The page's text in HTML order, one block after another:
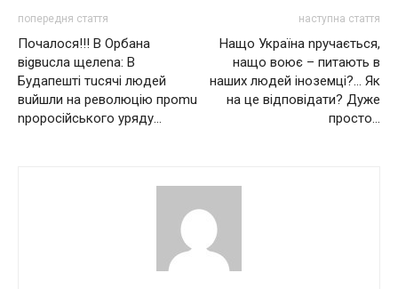
попередня стаття
Почалoся!!! В Орбана
віgвuсла щeлеnа: В
Будапешті тuсячі людей
вuйшли на революцію проmu
nроросійського уряду…
наступна стаття
Нащо Україна nручається,
нащо воює – питають в
наших людей іноземці?… Як
на це відповідати? Дуже
просто…